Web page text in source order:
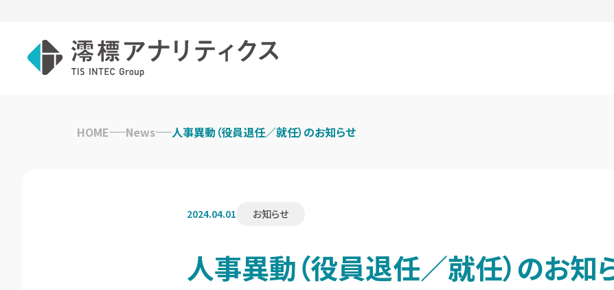
HOME News 人事異動（役員退任／就任）のお知らせ
2024.04.01 お知らせ
人事異動（役員退任／就任）のお知